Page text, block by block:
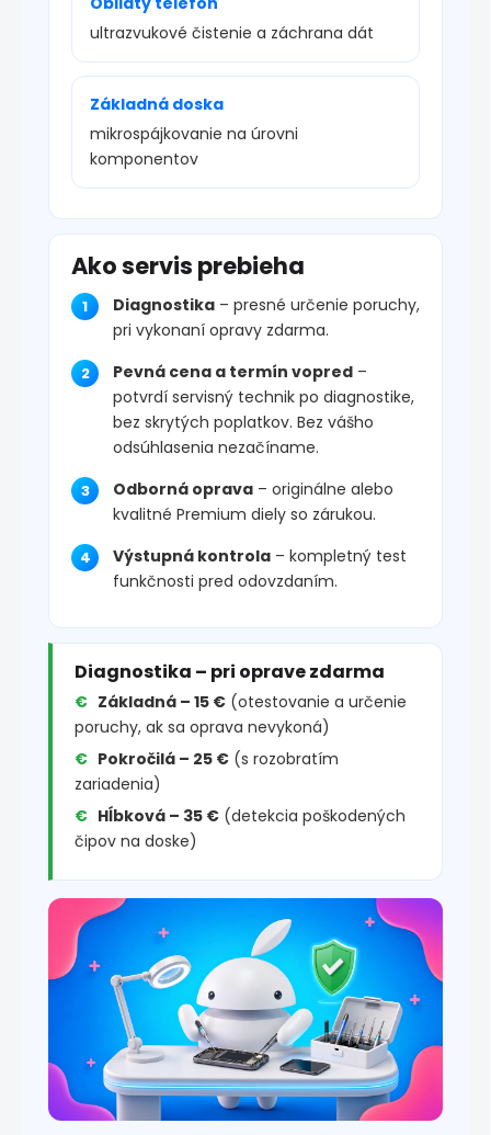
ultrazvukové čistenie a záchrana dát
Základná doska
mikrospájkovanie na úrovni
komponentov
Ako servis prebieha
Diagnostika – presné určenie poruchy,
pri vykonaní opravy zdarma.
Pevná cena a termín vopred –
potvrdí servisný technik po diagnostike,
bez skrytých poplatkov. Bez vášho
odsúhlasenia nezačíname.
Odborná oprava – originálne alebo
kvalitné Premium diely so zárukou.
Výstupná kontrola – kompletný test
funkčnosti pred odovzdaním.
Diagnostika – pri oprave zdarma
Základná – 15 € (otestovanie a určenie
poruchy, ak sa oprava nevykoná)
Pokročilá – 25 € (s rozobratím
zariadenia)
Hĺbková – 35 € (detekcia poškodených
čipov na doske)